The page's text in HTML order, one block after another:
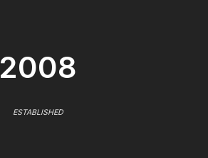
2008
ESTABLISHED